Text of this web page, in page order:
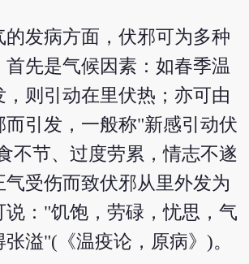
的发病方面，伏邪可为多种
首先是气候因素：如春季温
，则引动在里伏热；亦可由
而引发，一般称"新感引动伏
不节、过度劳累，情志不遂
气受伤而致伏邪从里外发为
说："饥饱，劳碌，忧思，气
溢"(《温疫论，原病》)。